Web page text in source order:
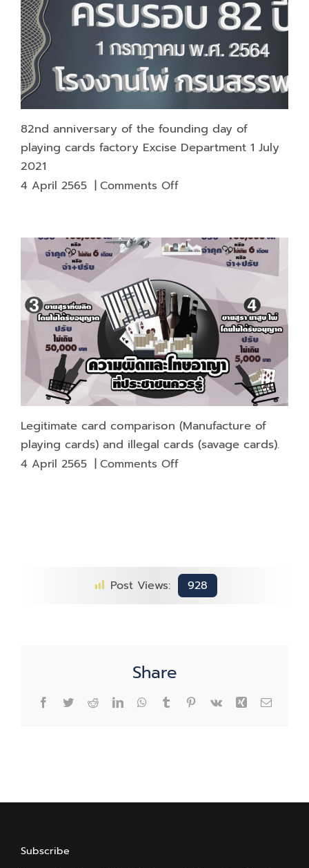
ใน
งาน
ร่วมใจ
หนี้
ต้อง
แก้ไข
ยั่งยืน”
82nd anniversary of the founding day of
playing cards factory Excise Department 1 July
2021
4 April 2565 | Comments Offon
of
the
founding
day
of
playing
cards
factory
Excise
Department
1
July
2021
Legitimate card comparison (Manufacture of
playing cards) and illegal cards (savage cards).
4 April 2565 Comments Offon
cards)
and
Post Views: 928
Share
Facebook
TwitterRedditLinkedInWhatsApp
TumblrPinterest
Vk Xing Email
Subscribe